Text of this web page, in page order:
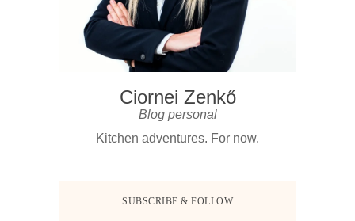
Ciornei Zenkő
Blog personal
Kitchen adventures. For now.
SUBSCRIBE & FOLLOW